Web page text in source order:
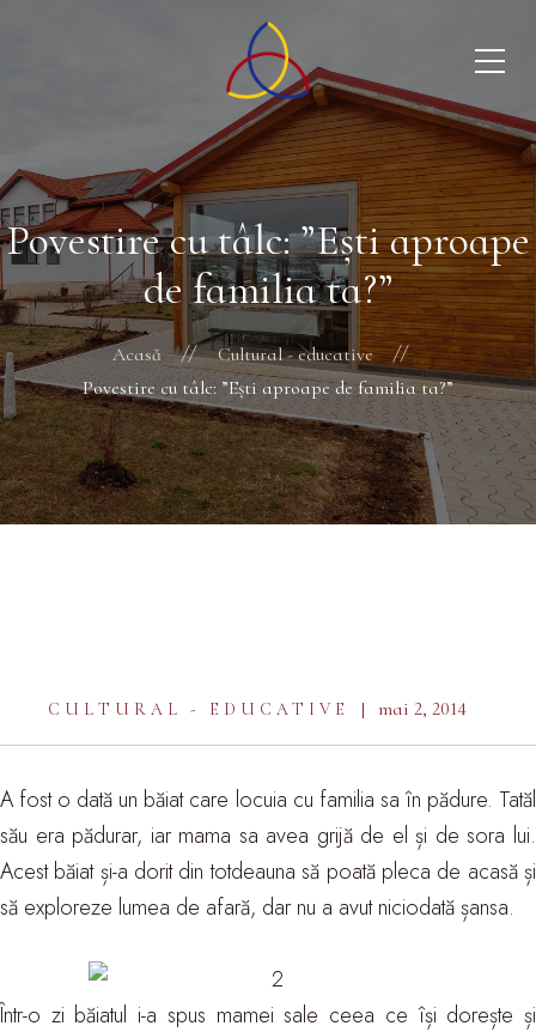
Povestire cu tâlc: ”Ești aproape
de familia ta?”
Acasă
Cultural - educative
Povestire cu tâlc: ”Ești aproape de familia ta?”
CULTURAL - EDUCATIVE mai 2, 2014
A fost o dată un băiat care locuia cu familia sa în pădure. Tatăl
său era pădurar, iar mama sa avea grijă de el și de sora lui.
Acest băiat și-a dorit din totdeauna să poată pleca de acasă și
să exploreze lumea de afară, dar nu a avut niciodată șansa.
Într-o zi băiatul i-a spus mamei sale ceea ce își dorește și